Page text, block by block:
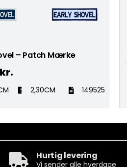
– Patch Mærke
kr.
2,30CM 149525
Hurtig levering
Vi sender alle hverdage